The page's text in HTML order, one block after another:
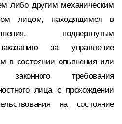
либо другим механическим
лицом, находящимся в
подвергнутым
за управление
в состоянии опьянения или
требования
лица о прохождении
на состояние